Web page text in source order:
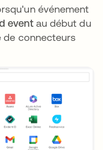
événement
eventau début du
de connecteurs